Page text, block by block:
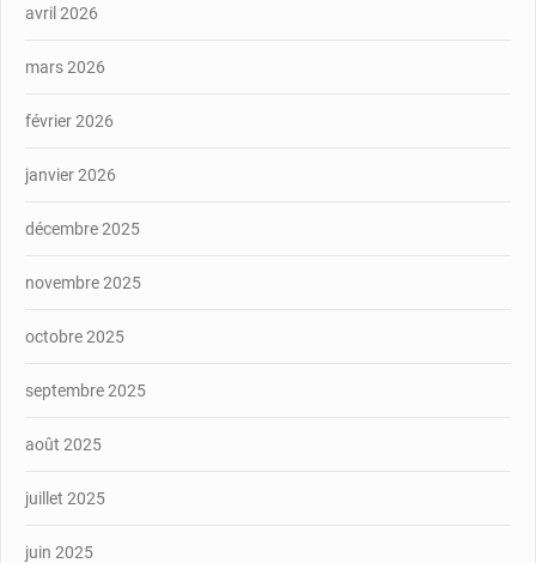
avril 2026
mars 2026
février 2026
janvier 2026
décembre 2025
novembre 2025
octobre 2025
septembre 2025
août 2025
juillet 2025
juin 2025